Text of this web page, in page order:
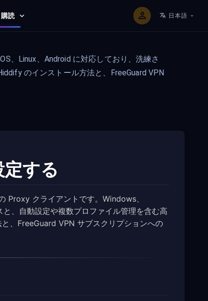
読 日本語
、Linux、Android に対応しており、洗練さ
のインストール方法と、FreeGuard VPN
する
Proxy クライアントです。Windows、
、自動設定や複数プロファイル管理を含む高
、FreeGuard VPN サブスクリプションへの